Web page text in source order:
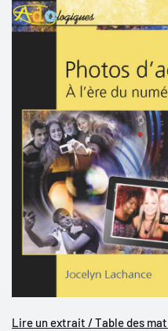
Lire un extrait / Table des